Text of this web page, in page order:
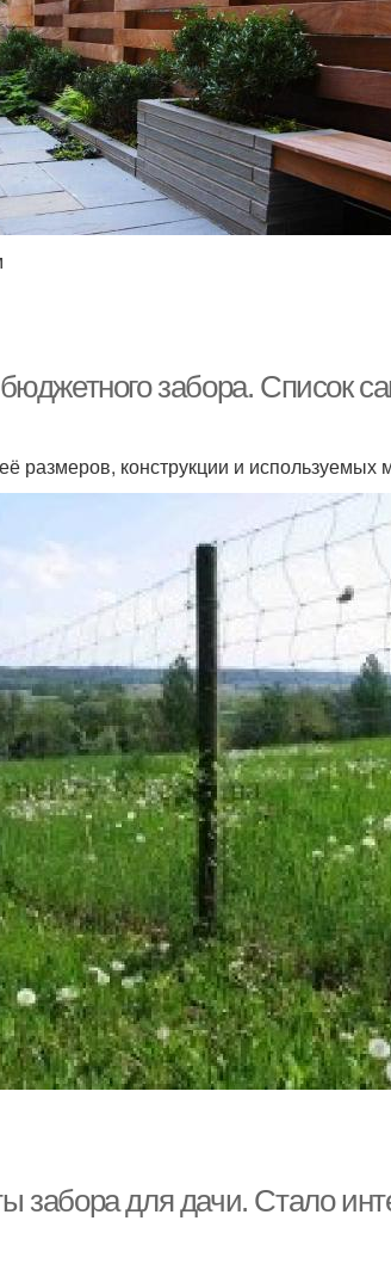
забора. Список
размеров, конструкции и используемых
забора для дачи. Стало